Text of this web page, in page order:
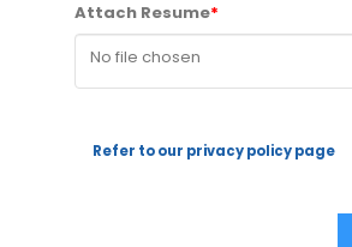
Attach Resume*
No file chosen
Refer to our privacy policy page